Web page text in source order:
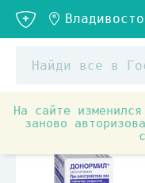
На сайте
заново
Аптечные товары